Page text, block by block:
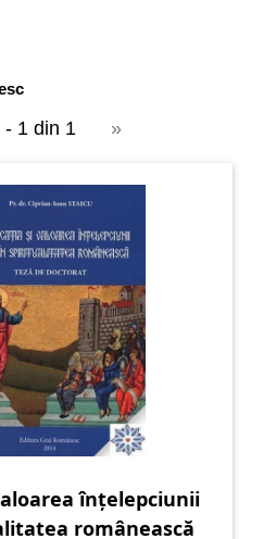
- 1 din 1 »
înțelepciunii
românească